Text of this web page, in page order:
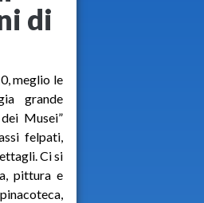
di
meglio le
grande
Musei”
felpati,
Ci si
pittura e